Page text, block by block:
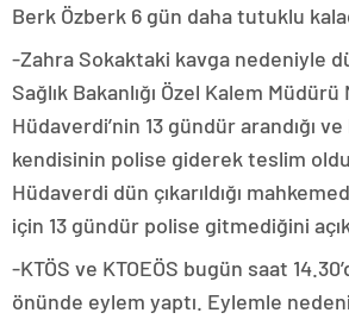
Berk Özberk 6 gün daha tutuklu
-Zahra Sokaktaki kavga nedeniyle
Sağlık Bakanlığı Özel Kalem
Hüdaverdi’nin 13 gündür arandığı
kendisinin polise giderek teslim
Hüdaverdi dün çıkarıldığı
için 13 gündür polise gitmediğini
-KTÖS ve KTOEÖS bugün saat
önünde eylem yaptı. Eylemle